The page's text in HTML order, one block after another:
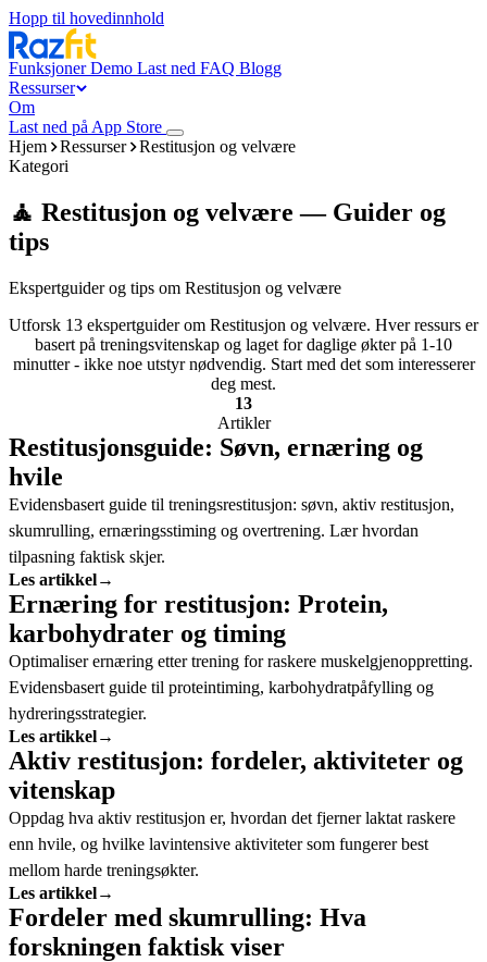
Hopp til hovedinnhold
FunksjonerDemo Last ned FAQ Blogg
Ressurser
Om
Last ned på App Store
Hjem
Ressurser
Restitusjon og velvære
Kategori
🧘 Restitusjon og velvære — Guider og
tips
Ekspertguider og tips om Restitusjon og velvære
Utforsk 13 ekspertguider om Restitusjon og velvære. Hver ressurs er
basert på treningsvitenskap og laget for daglige økter på 1-10
minutter - ikke noe utstyr nødvendig. Start med det som interesserer
deg mest.
13
Artikler
Restitusjonsguide: Søvn, ernæring og
hvile
Evidensbasert guide til treningsrestitusjon: søvn, aktiv restitusjon,
skumrulling, ernæringsstiming og overtrening. Lær hvordan
tilpasning faktisk skjer.
Les artikkel→
Ernæring for restitusjon: Protein,
karbohydrater og timing
Optimaliser ernæring etter trening for raskere muskelgjenoppretting.
Evidensbasert guide til proteintiming, karbohydratpåfylling og
hydreringsstrategier.
Les artikkel→
Aktiv restitusjon: fordeler, aktiviteter og
vitenskap
Oppdag hva aktiv restitusjon er, hvordan det fjerner laktat raskere
enn hvile, og hvilke lavintensive aktiviteter som fungerer best
mellom harde treningsøkter.
Les artikkel→
Fordeler med skumrulling: Hva
forskningen faktisk viser